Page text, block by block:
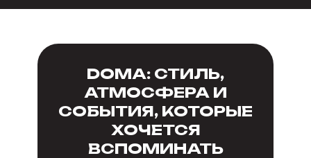
DOMA: СТИЛЬ,
АТМОСФЕРА И
СОБЫТИЯ, КОТОРЫЕ
ХОЧЕТСЯ
ВСПОМИНАТЬ